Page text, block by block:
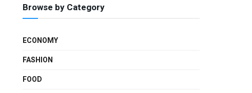
Browse by Category
ECONOMY
FASHION
FOOD